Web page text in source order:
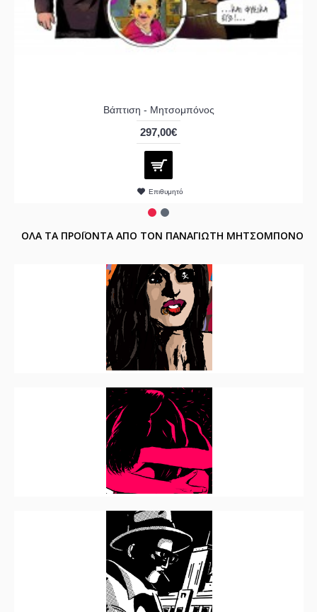
Βάπτιση - Μητσομπόνος
297,00€
Επιθυμητό
ΟΛΑ ΤΑ ΠΡΟΪΟΝΤΑ ΑΠΟ ΤΟΝ ΠΑΝΑΓΙΩΤΗ ΜΗΤΣΟΜΠΟΝΟ